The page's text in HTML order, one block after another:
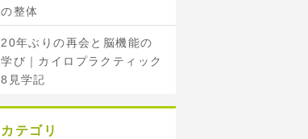
の整体
20年ぶりの再会と脳機能の
学び｜カイロプラクティック
8見学記
カテゴリ